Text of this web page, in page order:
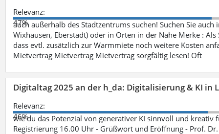
Relevanz:
47%
auch außerhalb des Stadtzentrums suchen! Suchen Sie
Wixhausen, Eberstadt) oder in Orten in der Nähe Merke :
dass evtl. zusätzlich zur Warmmiete noch weitere Kosten
Mietvertrag Mietvertrag Mietvertrag sorgfältig lesen! Oft
Digitaltag 2025 an der h_da: Digitalisierung & KI in
Relevanz:
46%
wie du das Potenzial von generativer KI sinnvoll und kreativ
Registrierung 16.00 Uhr - Grüßwort und Eröffnung - Prof.